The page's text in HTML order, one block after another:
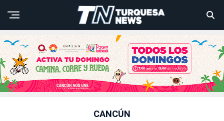
CANCÚN